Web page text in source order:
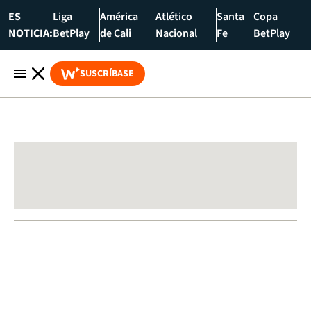
ES
NOTICIA:
Liga
BetPlay
América
de Cali
Atlético
Nacional
Santa
Fe
Copa
BetPlay
SUSCRÍBASE